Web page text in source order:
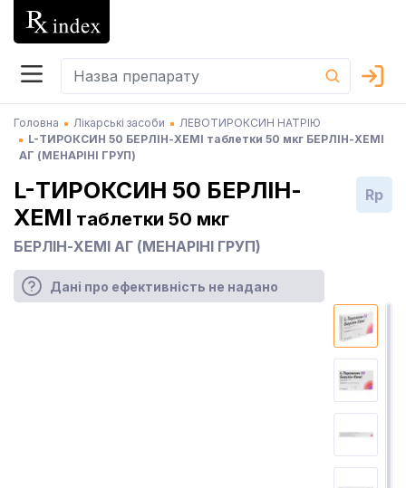
Головна Лікарські засоби
ЛЕВОТИРОКСИН НАТРІЮ
L-ТИРОКСИН 50 БЕРЛІН-ХЕМІ таблетки 50 мкг БЕРЛІН-ХЕМІ
АГ (МЕНАРІНІ ГРУП)
L-ТИРОКСИН 50 БЕРЛІН-
ХЕМІ таблетки 50 мкг
БЕРЛІН-ХЕМІ АГ (МЕНАРІНІ ГРУП)
Rp
Дані про ефективність не надано